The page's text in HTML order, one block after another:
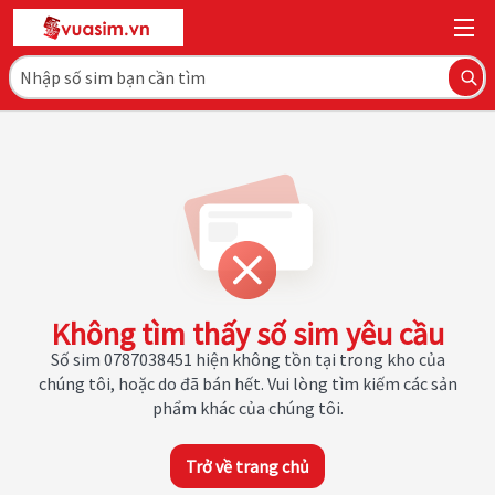
Không tìm thấy số sim yêu cầu
Số sim 0787038451 hiện không tồn tại trong kho của
chúng tôi, hoặc do đã bán hết. Vui lòng tìm kiếm các sản
phẩm khác của chúng tôi.
Trở về trang chủ